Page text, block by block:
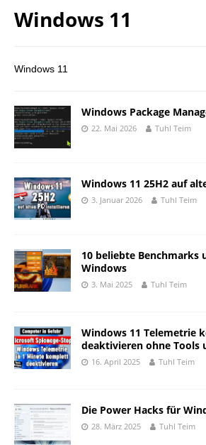
Windows 11
Windows 11
Windows Package
22. Mai 2026 Tuhl Teim
Windows 11 25H2 auf
3. Januar 2026 Tuhl Teim
10 beliebte Benchmarks
Windows
3. Mai 2025 Tuhl Teim
Windows 11 Telemetrie
deaktivieren ohne Tools
16. April 2025 Tuhl Teim
Die Power Hacks für
28. März 2025 Tuhl Teim